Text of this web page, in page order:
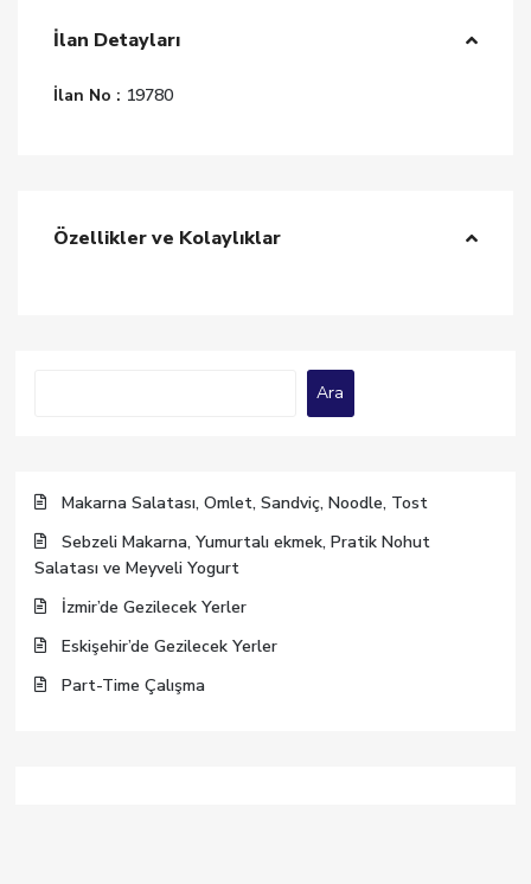
İlan Detayları
İlan No : 19780
Özellikler ve Kolaylıklar
Ara
Makarna Salatası, Omlet, Sandviç, Noodle, Tost
Sebzeli Makarna, Yumurtalı ekmek, Pratik Nohut
Salatası ve Meyveli Yogurt
İzmir’de Gezilecek Yerler
Eskişehir’de Gezilecek Yerler
Part-Time Çalışma